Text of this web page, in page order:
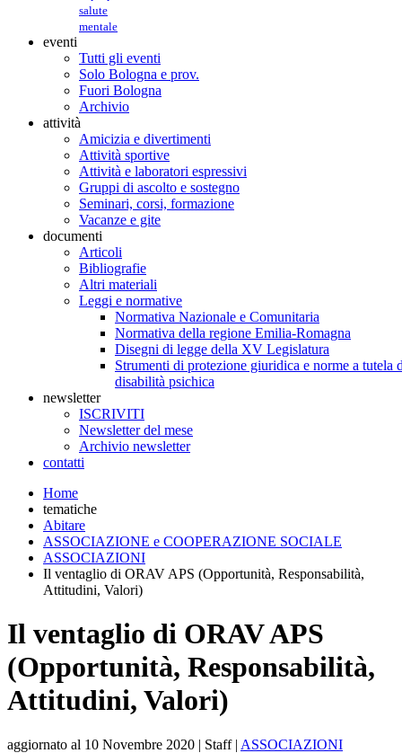
salute
mentale
eventi
Tutti gli eventi
Solo Bologna e prov.
Fuori Bologna
Archivio
attività
Amicizia e divertimenti
Attività sportive
Attività e laboratori espressivi
Gruppi di ascolto e sostegno
Seminari, corsi, formazione
Vacanze e gite
documenti
Articoli
Bibliografie
Altri materiali
Leggi e normative
Normativa Nazionale e Comunitaria
Normativa della regione Emilia-Romagna
Disegni di legge della XV Legislatura
Strumenti di protezione giuridica e norme a tutela
disabilità psichica
newsletter
ISCRIVITI
Newsletter del mese
Archivio newsletter
contatti
Home
tematiche
Abitare
ASSOCIAZIONE e COOPERAZIONE SOCIALE
ASSOCIAZIONI
Il ventaglio di ORAV APS (Opportunità, Responsabilità,
Attitudini, Valori)
Il ventaglio di ORAV APS
(Opportunità, Responsabilità,
Attitudini, Valori)
aggiornato al 10 Novembre 2020 | Staff | ASSOCIAZIONI